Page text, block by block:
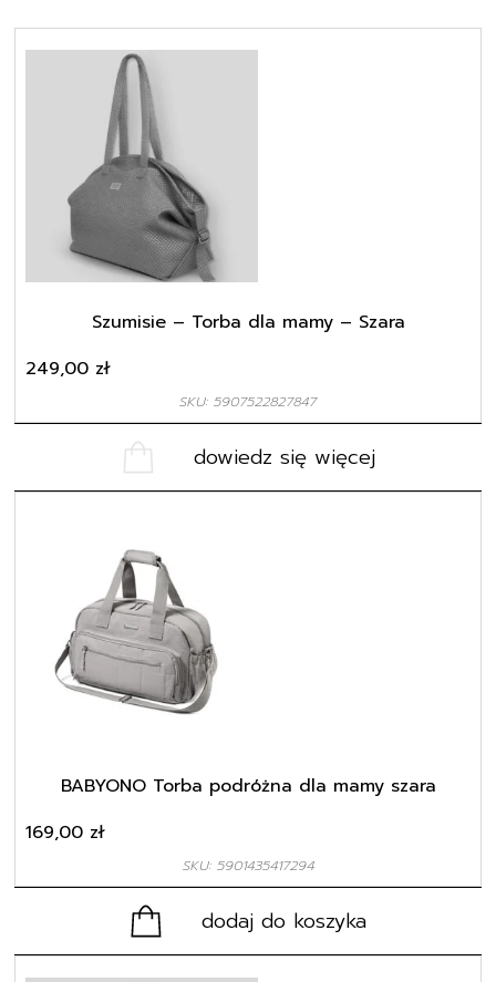
Szumisie – Torba dla mamy – Szara
SKU: 5907522827847
249,00 zł
dowiedz się więcej
BABYONO Torba podróżna dla mamy szara
SKU: 5901435417294
169,00 zł
dodaj do koszyka